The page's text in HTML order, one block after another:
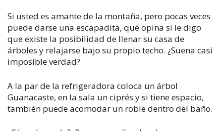
Si usted es amante de la montaña, pero pocas veces
puede darse una escapadita, qué opina si le digo
que existe la posibilidad de llenar su casa de
árboles y relajarse bajo su propio techo. ¿Suena casi
imposible verdad?
A la par de la refrigeradora coloca un árbol
Guanacaste, en la sala un ciprés y si tiene espacio,
también puede acomodar un roble dentro del baño.